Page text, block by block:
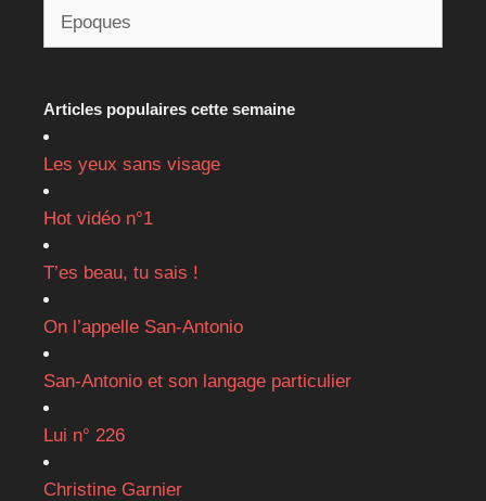
Articles populaires cette semaine
Les yeux sans visage
Hot vidéo n°1
T’es beau, tu sais !
On l’appelle San-Antonio
San-Antonio et son langage particulier
Lui n° 226
Christine Garnier